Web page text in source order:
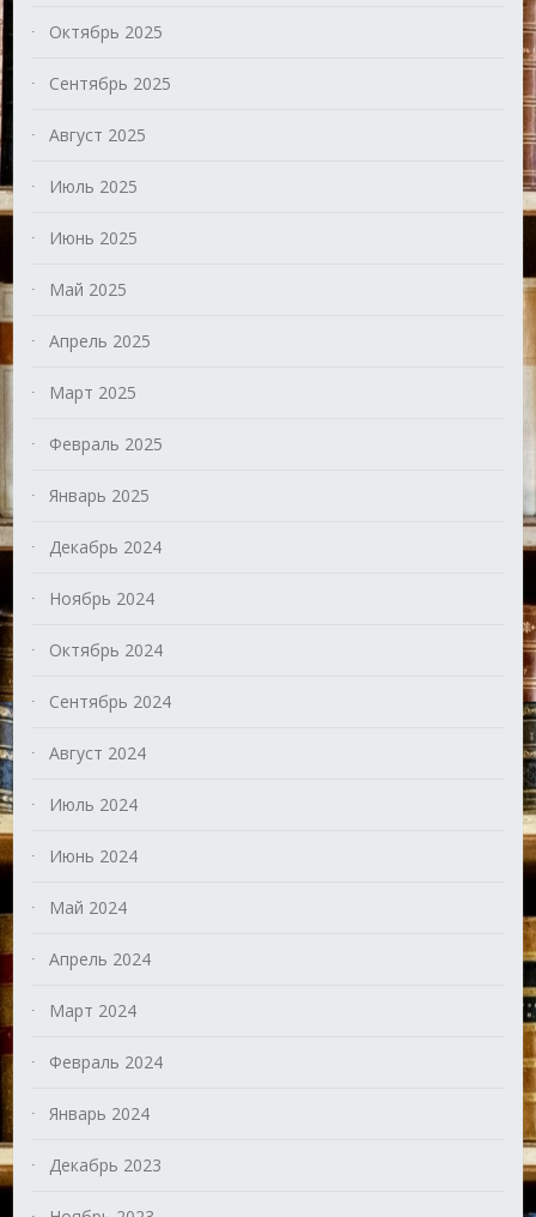
Октябрь 2025
Сентябрь 2025
Август 2025
Июль 2025
Июнь 2025
Май 2025
Апрель 2025
Март 2025
Февраль 2025
Январь 2025
Декабрь 2024
Ноябрь 2024
Октябрь 2024
Сентябрь 2024
Август 2024
Июль 2024
Июнь 2024
Май 2024
Апрель 2024
Март 2024
Февраль 2024
Январь 2024
Декабрь 2023